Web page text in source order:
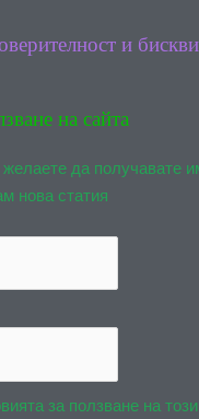
k
и
на сайта
да получавате
нова статия
за ползване на